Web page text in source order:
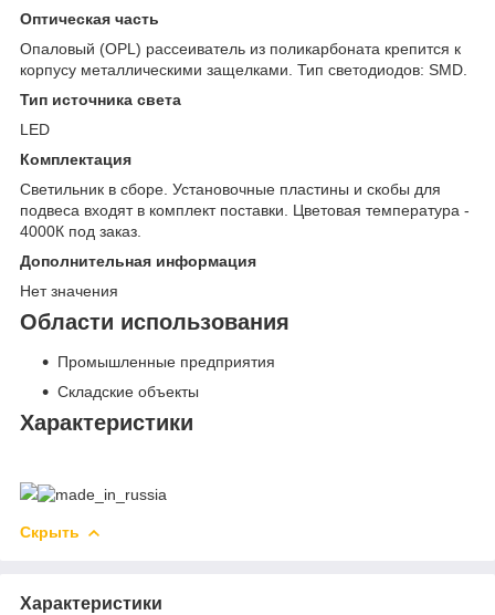
Оптическая часть
Опаловый (OPL) рассеиватель из поликарбоната крепится к
корпусу металлическими защелками. Тип светодиодов: SMD.
Тип источника света
LED
Комплектация
Светильник в сборе. Установочные пластины и скобы для
подвеса входят в комплект поставки. Цветовая температура -
4000К под заказ.
Дополнительная информация
Нет значения
Области использования
Промышленные предприятия
Складские объекты
Характеристики
Скрыть
Характеристики